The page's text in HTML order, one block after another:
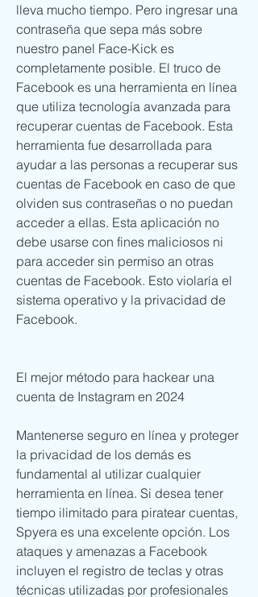
lleva mucho tiempo. Pero ingresar una
contraseña que sepa más sobre
nuestro panel Face-Kick es
completamente posible. El truco de
Facebook es una herramienta en línea
que utiliza tecnología avanzada para
recuperar cuentas de Facebook. Esta
herramienta fue desarrollada para
ayudar a las personas a recuperar sus
cuentas de Facebook en caso de que
olviden sus contraseñas o no puedan
acceder a ellas. Esta aplicación no
debe usarse con fines maliciosos ni
para acceder sin permiso an otras
cuentas de Facebook. Esto violaría el
sistema operativo y la privacidad de
Facebook.
El mejor método para hackear una
cuenta de Instagram en 2024
Mantenerse seguro en línea y proteger
la privacidad de los demás es
fundamental al utilizar cualquier
herramienta en línea. Si desea tener
tiempo ilimitado para piratear cuentas,
Spyera es una excelente opción. Los
ataques y amenazas a Facebook
incluyen el registro de teclas y otras
técnicas utilizadas por profesionales